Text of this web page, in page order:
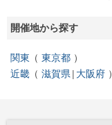
開催地から探す
関東
東京都
近畿
滋賀県 大阪府